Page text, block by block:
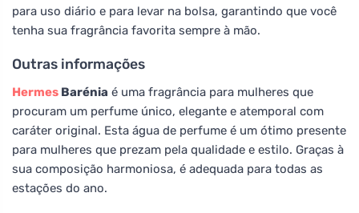
para uso diário e para levar na bolsa, garantindo que você
tenha sua fragrância favorita sempre à mão.
Outras informações
Hermes Barénia é uma fragrância para mulheres que
procuram um perfume único, elegante e atemporal com
caráter original. Esta água de perfume é um ótimo presente
para mulheres que prezam pela qualidade e estilo. Graças à
sua composição harmoniosa, é adequada para todas as
estações do ano.